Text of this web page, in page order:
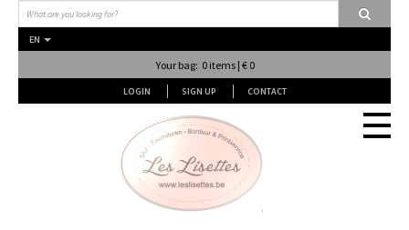
EN
Your bag: 0 items | € 0
LOGIN SIGN UP CONTACT